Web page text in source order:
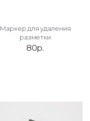
Маркер для удаления
разметки
80р.